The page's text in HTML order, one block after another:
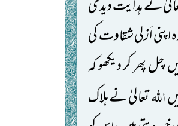
نے ہدایت دیدی
اَزلی شقاوت کی
پھر کر دیکھو کہ
اللّٰہتعالیٰ نے ہلاک